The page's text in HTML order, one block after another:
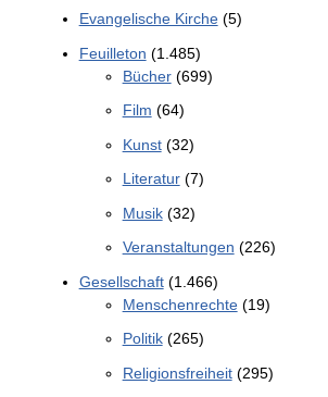
Evangelische Kirche(5)
Feuilleton (1.485)
Bücher(699)
Film (64)
Kunst(32)
Literatur(7)
Musik(32)
Veranstaltungen (226)
Gesellschaft(1.466)
Menschenrechte(19)
Politik(265)
Religionsfreiheit(295)